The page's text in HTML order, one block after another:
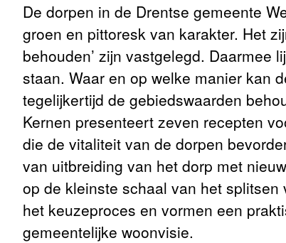
De dorpen in de Drentse gemeente
groen en pittoresk van karakter. Het
behouden’ zijn vastgelegd. Daarmee
staan. Waar en op welke manier kan
tegelijkertijd de gebiedswaarden
Kernen presenteert zeven recepten
die de vitaliteit van de dorpen
van uitbreiding van het dorp met
op de kleinste schaal van het
het keuzeproces en vormen een
gemeentelijke woonvisie.